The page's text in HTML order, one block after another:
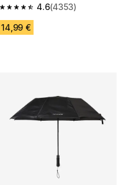
4.6
4.6 od 5 zvezdic from 4353
(4353)
14,99 €